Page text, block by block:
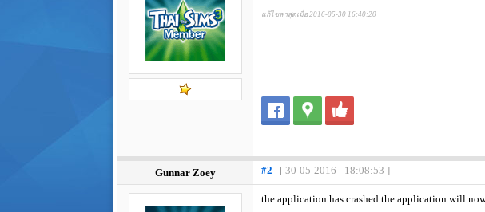
แก้ไขล่าสุดเมื่อ 2016-05-30 16:40:20
Gunnar Zoey #2 [ 30-05-2016 - 18:08:53 ]
the application has crashed the application will